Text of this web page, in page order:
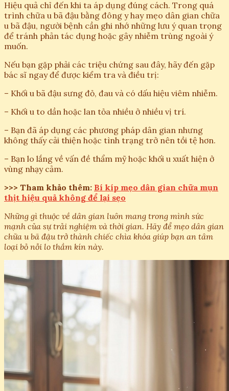
Hiệu quả chỉ đến khi ta áp dụng đúng cách. Trong quá
trình chữa u bã đậu bằng đông y hay mẹo dân gian chữa
u bã đậu, người bệnh cần ghi nhớ những lưu ý quan trọng
để tránh phản tác dụng hoặc gây nhiễm trùng ngoài ý
muốn.
Nếu bạn gặp phải các triệu chứng sau đây, hãy đến gặp
bác sĩ ngay để được kiểm tra và điều trị:
– Khối u bã đậu sưng đỏ, đau và có dấu hiệu viêm nhiễm.
– Khối u to dần hoặc lan tỏa nhiều ở nhiều vị trí.
– Bạn đã áp dụng các phương pháp dân gian nhưng
không thấy cải thiện hoặc tình trạng trở nên tồi tệ hơn.
– Bạn lo lắng về vấn đề thẩm mỹ hoặc khối u xuất hiện ở
vùng nhạy cảm.
>>> Tham khảo thêm: Bí kíp mẹo dân gian chữa mụn
thịt hiệu quả không để lại sẹo
Những gì thuộc về dân gian luôn mang trong mình sức
mạnh của sự trải nghiệm và thời gian. Hãy để mẹo dân gian
chữa u bã đậu trở thành chiếc chìa khóa giúp bạn an tâm
loại bỏ nỗi lo thầm kín này.